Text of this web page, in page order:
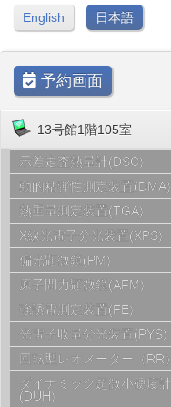
English 日本語
予約画面
13号館1階105室
示差走査熱量計(DSC)
動的粘弾性測定装置(DMA)
熱重量測定装置(TGA)
X線光電子分光装置(XPS)
偏光顕微鏡(PM)
原子間力顕微鏡(AFM)
強誘電測定装置(FE)
光電子収量分光装置(PYS)
回転型レオメーター（RR）
ダイナミック超微小硬度計
(DUH)